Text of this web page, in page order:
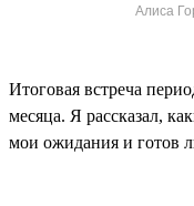
Алиса
Итоговая встреча
месяца. Я рассказал,
мои ожидания и готов